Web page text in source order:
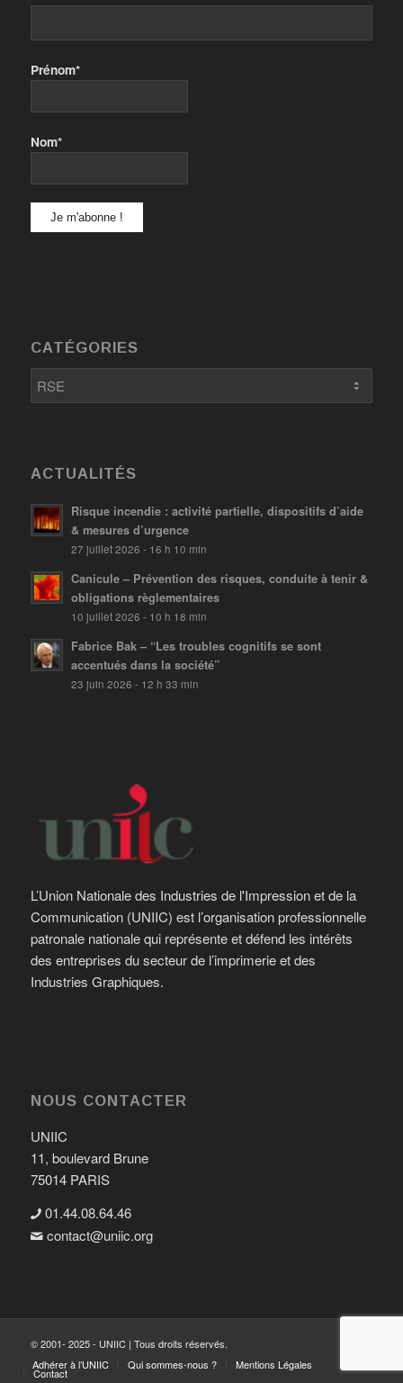
Prénom*
Nom*
CATÉGORIES
Catégories
ACTUALITÉS
Risque incendie : activité partielle, dispositifs d’aide
& mesures d’urgence
27 juillet 2026 - 16 h 10 min
Canicule – Prévention des risques, conduite à tenir &
obligations règlementaires
10 juillet 2026 - 10 h 18 min
Fabrice Bak – “Les troubles cognitifs se sont
accentués dans la société”
23 juin 2026 - 12 h 33 min
L’Union Nationale des Industries de l'Impression et de la
Communication (UNIIC) est l’organisation professionnelle
patronale nationale qui représente et défend les intérêts
des entreprises du secteur de l’imprimerie et des
Industries Graphiques.
NOUS CONTACTER
UNIIC
11, boulevard Brune
75014 PARIS
01.44.08.64.46
contact@uniic.org
© 2001- 2025 - UNIIC | Tous droits réservés.
Adhérer à l’UNIIC
Qui sommes-nous ? Mentions Légales
Contact